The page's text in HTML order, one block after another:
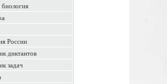
России
диктантов
задач